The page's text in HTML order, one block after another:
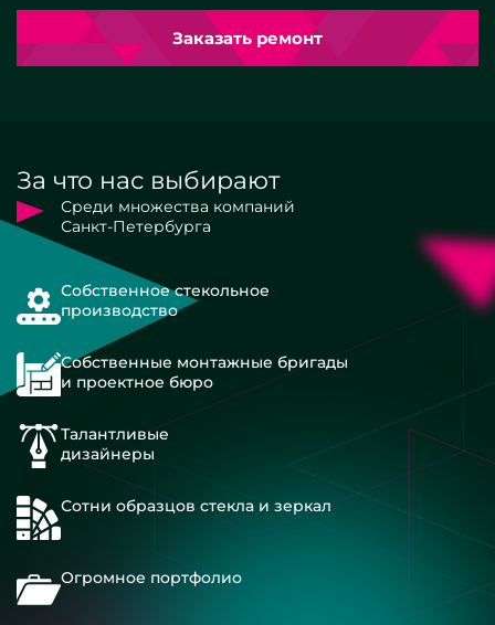
Заказать ремонт
За что нас выбирают
Среди множества компаний
Санкт-Петербурга
Собственное стекольное
производство
Собственные монтажные бригады
и проектное бюро
Талантливые
дизайнеры
Сотни образцов стекла и зеркал
Огромное портфолио